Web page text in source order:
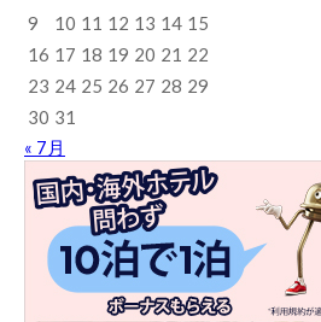
9
10 11 12 13 14 15
16 17 18 19 20 21 22
23 24 25 26 27 28 29
30 31
« 7月